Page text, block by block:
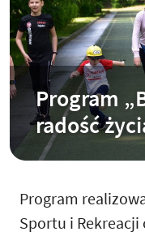
Program
radość
Program
Sportu i Rekreacji